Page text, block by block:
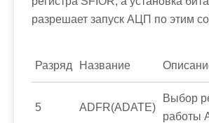
разрешает запуск АЦП по этим
Разряд Название
5 ADFR(ADATE)
Выбор
работы